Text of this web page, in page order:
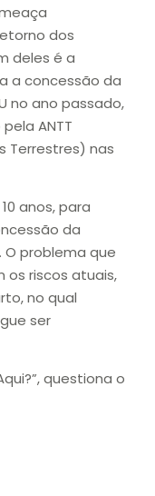
dos
deles é a
a concessão da
no ano passado,
ANTT
Terrestres) nas
anos, para
da
O problema que
riscos atuais,
no qual
ser
questiona o